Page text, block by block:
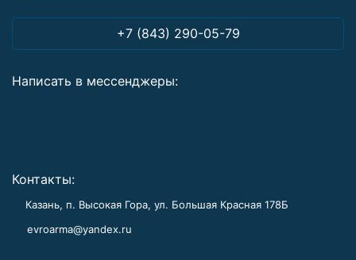
+7 (843) 290-05-79
Написать в мессенджеры:
Контакты:
Казань, п. Высокая Гора, ул. Большая Красная 178Б
evroarma@yandex.ru